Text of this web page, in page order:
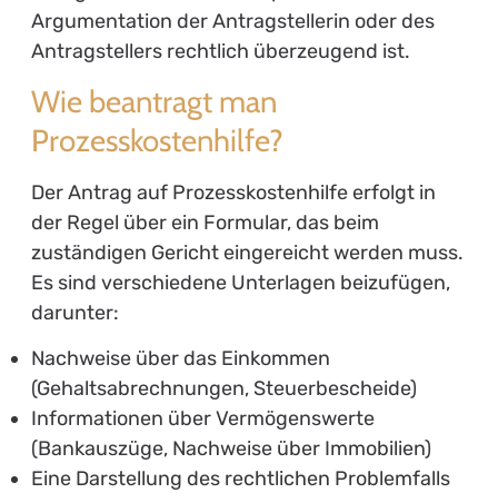
Argumentation der Antragstellerin oder des
Antragstellers rechtlich überzeugend ist.
Wie beantragt man
Prozesskostenhilfe?
Der Antrag auf Prozesskostenhilfe erfolgt in
der Regel über ein Formular, das beim
zuständigen Gericht eingereicht werden muss.
Es sind verschiedene Unterlagen beizufügen,
darunter:
Nachweise über das Einkommen
(Gehaltsabrechnungen, Steuerbescheide)
Informationen über Vermögenswerte
(Bankauszüge, Nachweise über Immobilien)
Eine Darstellung des rechtlichen Problemfalls